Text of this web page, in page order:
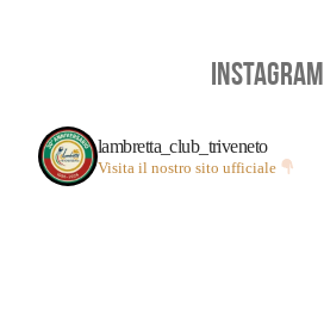
INSTAGRAM
lambretta_club_triveneto
Visita il nostro sito ufficiale